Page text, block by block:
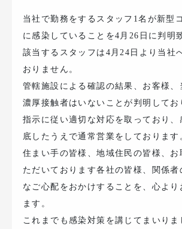
当社で勤務をするスタッフ1名が新型
に感染していることを4月26日に判明
該当するスタッフは4月24日より当社
おりません。
管轄施設による確認の結果、お客様、
濃厚接触者はいないことが判明してお
指示に従い適切な対応を取っており、
底したうえで通常営業をしております
住まい手の皆様、地域住民の皆様、お
ただいております各社の皆様、関係者
なご心配をおかけすることを、心より
ます。
これまでも感染対策を講じてまいりま